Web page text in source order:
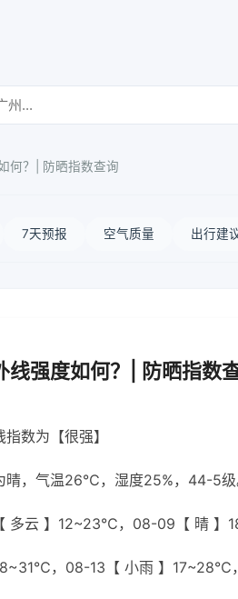
何？| 防晒指数查询
7天预报 空气质量 出行建
线强度如何？| 防晒指数
数为【很强】
晴，气温26℃，湿度25%，44-5级
多云 】12~23℃，08-09【 晴 】
，08-13【 小雨 】17~28℃